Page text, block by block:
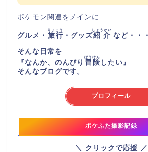
ポケモン関連をメインに
グルメ・ 旅行
りょこう
・グッズ紹介
しょうかい
など・・・
そんな日常を
『なんか、のんびり 冒険
ぼうけん
したい 』
そんなブログです。
プロフィール
ポケふた撮影記録
＼ クリックで応援 ／